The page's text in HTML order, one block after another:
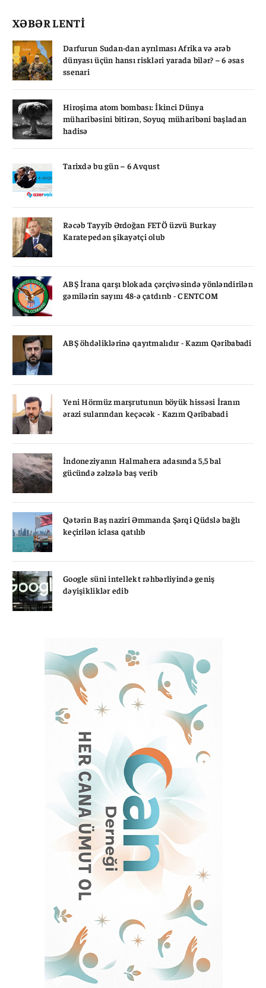
XƏBƏR LENTİ
Darfurun Sudan-dan ayrılması Afrika və ərəb
dünyası üçün hansı riskləri yarada bilər? – 6 əsas
ssenari
Hiroşima atom bombası: İkinci Dünya
müharibəsini bitirən, Soyuq müharibəni başladan
hadisə
Tarixdə bu gün – 6 Avqust
Rəcəb Tayyib Ərdoğan FETÖ üzvü Burkay
Karatepedən şikayətçi olub
ABŞ İrana qarşı blokada çərçivəsində yönləndirilən
gəmilərin sayını 48-ə çatdırıb - CENTCOM
ABŞ öhdəliklərinə qayıtmalıdır - Kazım Qəribabadi
Yeni Hörmüz marşrutunun böyük hissəsi İranın
ərazi sularından keçəcək - Kazım Qəribabadi
İndoneziyanın Halmahera adasında 5,5 bal
gücündə zəlzələ baş verib
Qətərin Baş naziri Əmmanda Şərqi Qüdslə bağlı
keçirilən iclasa qatılıb
Google süni intellekt rəhbərliyində geniş
dəyişikliklər edib